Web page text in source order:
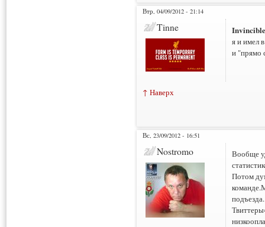
Втр, 04/09/2012 - 21:14
Tinne Invincible
я и имел
и "прямо
↑ Наверх
Вс, 23/09/2012 - 16:51
Nostromo
Вообще
Потом
подъезда.